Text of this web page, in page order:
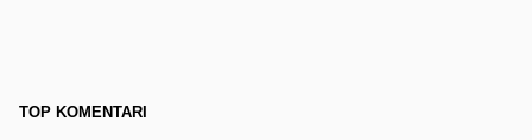
TOP KOMENTARI